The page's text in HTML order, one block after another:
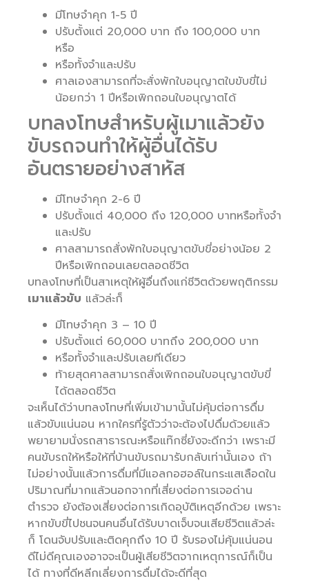
มีโทษจำคุก 1-5 ปี
ปรับตั้งแต่ 20,000 บาท ถึง 100,000 บาท
หรือ
หรือทั้งจำและปรับ
ศาลเองสามารถที่จะสั่งพักใบอนุญาตใบขับขี่ไม่
น้อยกว่า 1 ปีหรือเพิกถอนใบอนุญาตได้
บทลงโทษสำหรับผู้เมาแล้วยัง
ขับรถจนทำให้ผู้อื่นได้รับ
อันตรายอย่างสาหัส
มีโทษจำคุก 2-6 ปี
ปรับตั้งแต่ 40,000 ถึง 120,000 บาทหรือทั้งจำ
และปรับ
ศาลสามารถสั่งพักใบอนุญาตขับขี่อย่างน้อย 2
ปีหรือเพิกถอนเลยตลอดชีวิต
บทลงโทษที่เป็นสาเหตุให้ผู้อื่นถึงแก่ชีวิตด้วยพฤติกรรม
เมาแล้วขับ แล้วล่ะก็
มีโทษจำคุก 3 – 10 ปี
ปรับตั้งแต่ 60,000 บาทถึง 200,000 บาท
หรือทั้งจำและปรับเลยทีเดียว
ท้ายสุดศาลสามารถสั่งเพิกถอนใบอนุญาตขับขี่
ได้ตลอดชีวิต
จะเห็นได้ว่าบทลงโทษที่เพิ่มเข้ามานั้นไม่คุ้มต่อการดื่ม
แล้วขับแน่นอน หากใครที่รู้ตัวว่าจะต้องไปดื่มด้วยแล้ว
พยายามนั่งรถสาธารณะหรือแท๊กซี่ยังจะดีกว่า เพราะมี
คนขับรถให้หรือให้ที่บ้านขับรถมารับกลับเท่านั้นเอง ถ้า
ไม่อย่างนั้นแล้วการดื่มที่มีแอลกอฮอล์ในกระแสเลือดใน
ปริมาณที่มากแล้วนอกจากที่เสี่ยงต่อการเจอด่าน
ตำรวจ ยังต้องเสี่ยงต่อการเกิดอุบัติเหตุอีกด้วย เพราะ
หากขับขี่ไปชนจนคนอื่นได้รับบาดเจ็บจนเสียชีวิตแล้วล่ะ
ก็ โดนจับปรับและติดคุกถึง 10 ปี รับรองไม่คุ้มแน่นอน
ดีไม่ดีคุณเองอาจจะเป็นผู้เสียชีวิตจากเหตุการณ์ก็เป็น
ได้ ทางที่ดีหลีกเลี่ยงการดื่มได้จะดีที่สุด